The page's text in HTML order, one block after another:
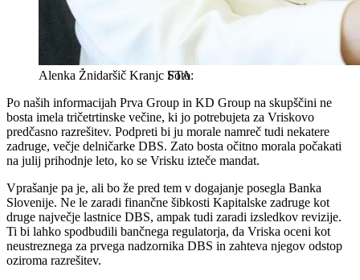
Alenka Žnidaršič Kranjc STA
Po naših informacijah Prva Group in KD Group na skupščini ne
bosta imela tričetrtinske večine, ki jo potrebujeta za Vriskovo
predčasno razrešitev. Podpreti bi ju morale namreč tudi nekatere
zadruge, večje delničarke DBS. Zato bosta očitno morala počakati
na julij prihodnje leto, ko se Vrisku izteče mandat.
Vprašanje pa je, ali bo že pred tem v dogajanje posegla Banka
Slovenije. Ne le zaradi finančne šibkosti Kapitalske zadruge kot
druge največje lastnice DBS, ampak tudi zaradi izsledkov revizije.
Ti bi lahko spodbudili bančnega regulatorja, da Vriska oceni kot
neustreznega za prvega nadzornika DBS in zahteva njegov odstop
oziroma razrešitev.